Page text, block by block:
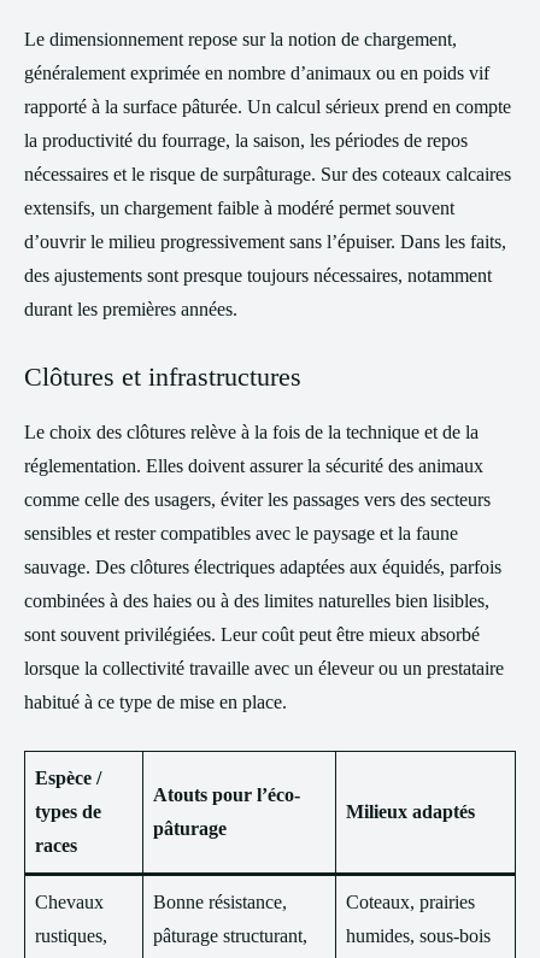
Le dimensionnement repose sur la notion de chargement,
généralement exprimée en nombre d’animaux ou en poids vif
rapporté à la surface pâturée. Un calcul sérieux prend en compte
la productivité du fourrage, la saison, les périodes de repos
nécessaires et le risque de surpâturage. Sur des coteaux calcaires
extensifs, un chargement faible à modéré permet souvent
d’ouvrir le milieu progressivement sans l’épuiser. Dans les faits,
des ajustements sont presque toujours nécessaires, notamment
durant les premières années.
Clôtures et infrastructures
Le choix des clôtures relève à la fois de la technique et de la
réglementation. Elles doivent assurer la sécurité des animaux
comme celle des usagers, éviter les passages vers des secteurs
sensibles et rester compatibles avec le paysage et la faune
sauvage. Des clôtures électriques adaptées aux équidés, parfois
combinées à des haies ou à des limites naturelles bien lisibles,
sont souvent privilégiées. Leur coût peut être mieux absorbé
lorsque la collectivité travaille avec un éleveur ou un prestataire
habitué à ce type de mise en place.
Espèce /
types de
races
Atouts pour l’éco-
pâturage
Milieux adaptés
Chevaux
rustiques,
Bonne résistance,
pâturage structurant,
Coteaux, prairies
humides, sous-bois